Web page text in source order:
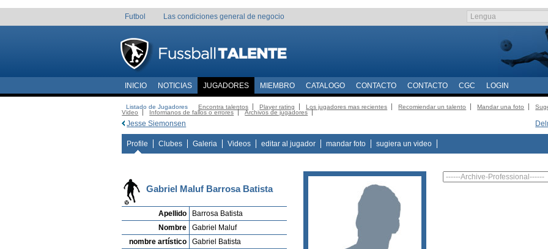
Futbol Las condiciones general de negocio
INICIO NOTICIAS JUGADORES MIEMBRO CATALOGO CONTACTO CONTACTO CGC LOGIN
Listado de Jugadores Encontra talentos Player rating Los jugadores mas recientes Recomiendar un talento Mandar una foto
Video
Informanos de fallos o errores Archivos de jugadores
Jesse Siemonsen
Profile Clubes Galeria Videos editar al jugador mandar foto sugiera un video
Gabriel Maluf Barrosa Batista
Apellido
Barrosa Batista
Nombre
Gabriel Maluf
nombre artístico
Gabriel Batista